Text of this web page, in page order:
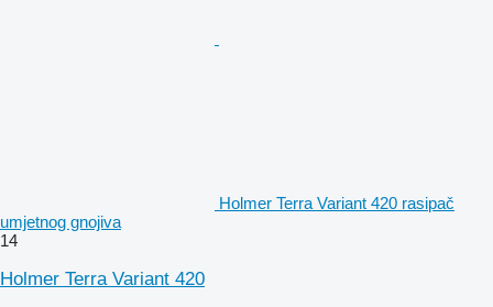
Holmer Terra Variant 420 rasipač
umjetnog gnojiva
14
Holmer Terra Variant 420